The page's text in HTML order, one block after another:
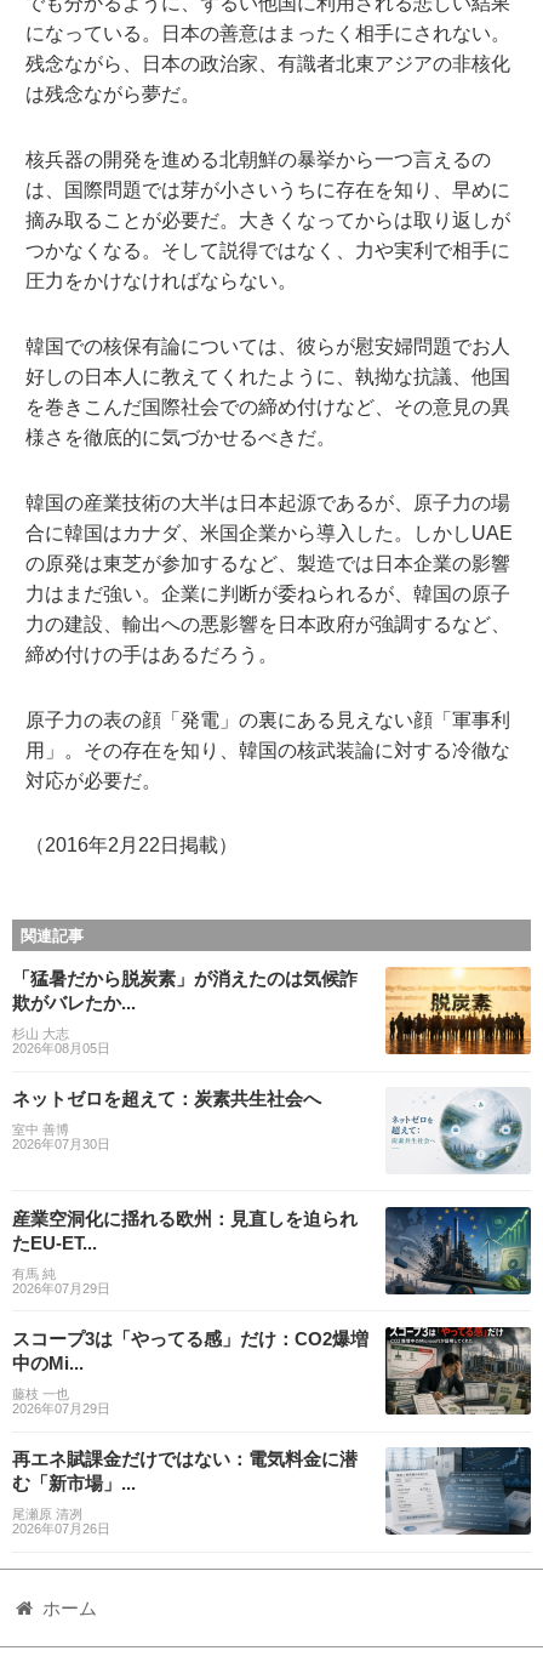
になっている。日本の善意はまったく相手にされない。
残念ながら、日本の政治家、有識者北東アジアの非核化
は残念ながら夢だ。
核兵器の開発を進める北朝鮮の暴挙から一つ言えるの
は、国際問題では芽が小さいうちに存在を知り、早めに
摘み取ることが必要だ。大きくなってからは取り返しが
つかなくなる。そして説得ではなく、力や実利で相手に
圧力をかけなければならない。
韓国での核保有論については、彼らが慰安婦問題でお人
好しの日本人に教えてくれたように、執拗な抗議、他国
を巻きこんだ国際社会での締め付けなど、その意見の異
様さを徹底的に気づかせるべきだ。
韓国の産業技術の大半は日本起源であるが、原子力の場
合に韓国はカナダ、米国企業から導入した。しかしUAE
の原発は東芝が参加するなど、製造では日本企業の影響
力はまだ強い。企業に判断が委ねられるが、韓国の原子
力の建設、輸出への悪影響を日本政府が強調するなど、
締め付けの手はあるだろう。
原子力の表の顔「発電」の裏にある見えない顔「軍事利
用」。その存在を知り、韓国の核武装論に対する冷徹な
対応が必要だ。
（2016年2月22日掲載）
関連記事
「猛暑だから脱炭素」が消えたのは気候詐
欺がバレたか...
杉山 大志
2026年08月05日
ネットゼロを超えて：炭素共生社会へ
室中 善博
2026年07月30日
産業空洞化に揺れる欧州：見直しを迫られ
たEU-ET...
有馬 純
2026年07月29日
スコープ3は「やってる感」だけ：CO2爆増
中のMi...
藤枝 一也
2026年07月29日
再エネ賦課金だけではない：電気料金に潜
む「新市場」...
尾瀬原 清冽
2026年07月26日
ホーム